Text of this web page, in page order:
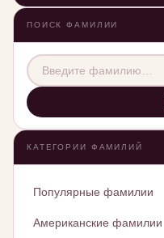
ПОИСК ФАМИЛИИ
КАТЕГОРИИ ФАМИЛИЙ
Популярные фамилии
Американские фамилии